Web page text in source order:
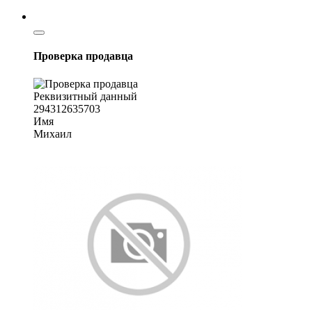
Проверка продавца
Реквизитный данный
294312635703
Имя
Михаил